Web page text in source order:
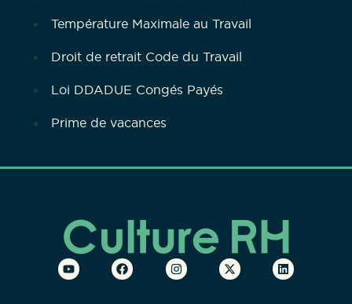
Température Maximale au Travail
Droit de retrait Code du Travail
Loi DDADUE Congés Payés
Prime de vacances